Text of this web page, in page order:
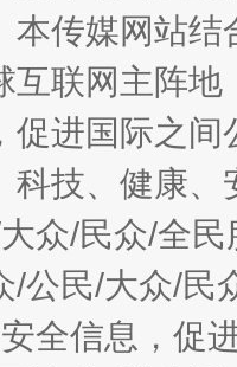
本传媒网站
互联网主阵
促进国际之
科技、健康
众/民众/全
/公民/大众/民
全信息，促